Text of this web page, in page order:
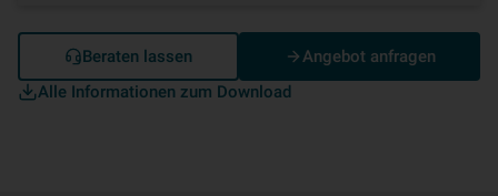
Alle Informationen zum Download
Beraten lassen Angebot anfragen